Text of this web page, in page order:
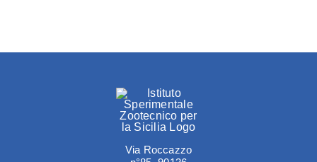
Via Roccazzo